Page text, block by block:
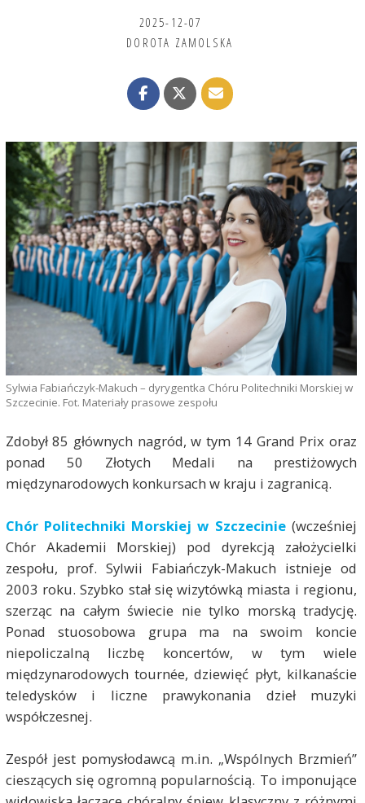
2025-12-07
DOROTA ZAMOLSKA
Sylwia Fabiańczyk-Makuch – dyrygentka Chóru Politechniki Morskiej w
Szczecinie. Fot. Materiały prasowe zespołu
Zdobył 85 głównych nagród, w tym 14 Grand Prix oraz
ponad 50 Złotych Medali na prestiżowych
międzynarodowych konkursach w kraju i zagranicą.
Chór Politechniki Morskiej w Szczecinie (wcześniej
Chór Akademii Morskiej) pod dyrekcją założycielki
zespołu, prof. Sylwii Fabiańczyk-Makuch istnieje od
2003 roku. Szybko stał się wizytówką miasta i regionu,
szerząc na całym świecie nie tylko morską tradycję.
Ponad stuosobowa grupa ma na swoim koncie
niepoliczalną liczbę koncertów, w tym wiele
międzynarodowych tournée, dziewięć płyt, kilkanaście
teledysków i liczne prawykonania dzieł muzyki
współczesnej.
Zespół jest pomysłodawcą m.in. „Wspólnych Brzmień”
cieszących się ogromną popularnością. To imponujące